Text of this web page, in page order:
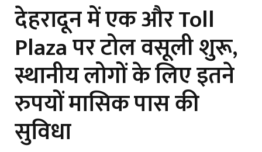
देहरादून में एक और Toll
Plaza पर टोल वसूली शुरू,
स्थानीय लोगों के लिए इतने
रुपयों मासिक पास की
सुविधा